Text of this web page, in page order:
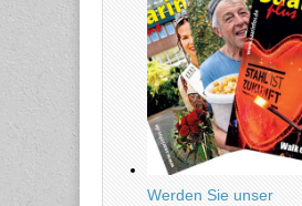
Werden Sie unser